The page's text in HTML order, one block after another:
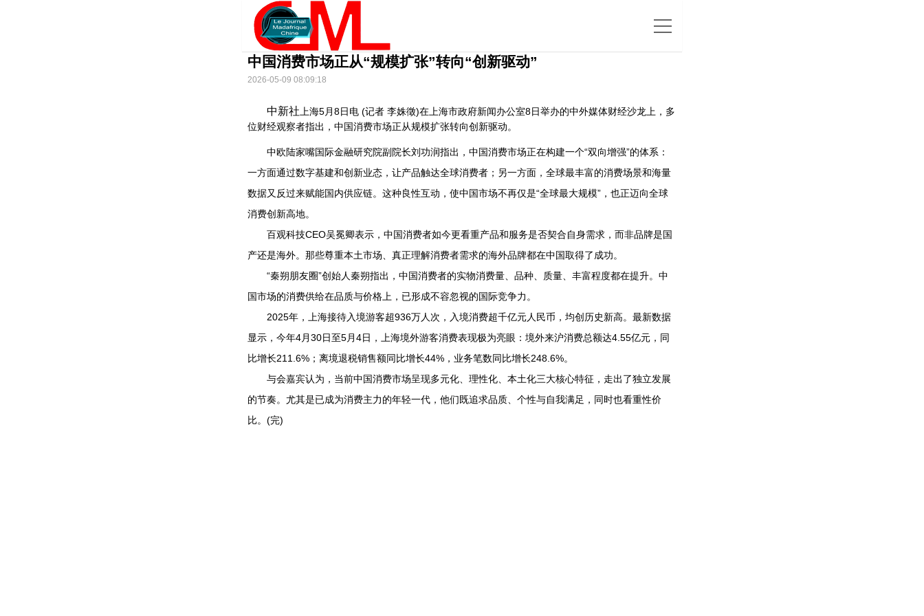
中国消费市场正从“规模扩张”转向“创新驱动”
2026-05-09 08:09:18
中新社 上海5月8日电 (记者 李姝徵)在上海市政府新闻办公室8日举办的中外媒体财经沙龙上，多
位财经观察者指出，中国消费市场正从规模扩张转向创新驱动。
中欧陆家嘴国际金融研究院副院长刘功润指出，中国消费市场正在构建一个“双向增强”的体系：
一方面通过数字基建和创新业态，让产品触达全球消费者；另一方面，全球最丰富的消费场景和海量
数据又反过来赋能国内供应链。这种良性互动，使中国市场不再仅是“全球最大规模”，也正迈向全球
消费创新高地。
百观科技CEO吴冕卿表示，中国消费者如今更看重产品和服务是否契合自身需求，而非品牌是国
产还是海外。那些尊重本土市场、真正理解消费者需求的海外品牌都在中国取得了成功。
“秦朔朋友圈”创始人秦朔指出，中国消费者的实物消费量、品种、质量、丰富程度都在提升。中
国市场的消费供给在品质与价格上，已形成不容忽视的国际竞争力。
2025年，上海接待入境游客超936万人次，入境消费超千亿元人民币，均创历史新高。最新数据
显示，今年4月30日至5月4日，上海境外游客消费表现极为亮眼：境外来沪消费总额达4.55亿元，同
比增长211.6%；离境退税销售额同比增长44%，业务笔数同比增长248.6%。
与会嘉宾认为，当前中国消费市场呈现多元化、理性化、本土化三大核心特征，走出了独立发展
的节奏。尤其是已成为消费主力的年轻一代，他们既追求品质、个性与自我满足，同时也看重性价
比。(完)